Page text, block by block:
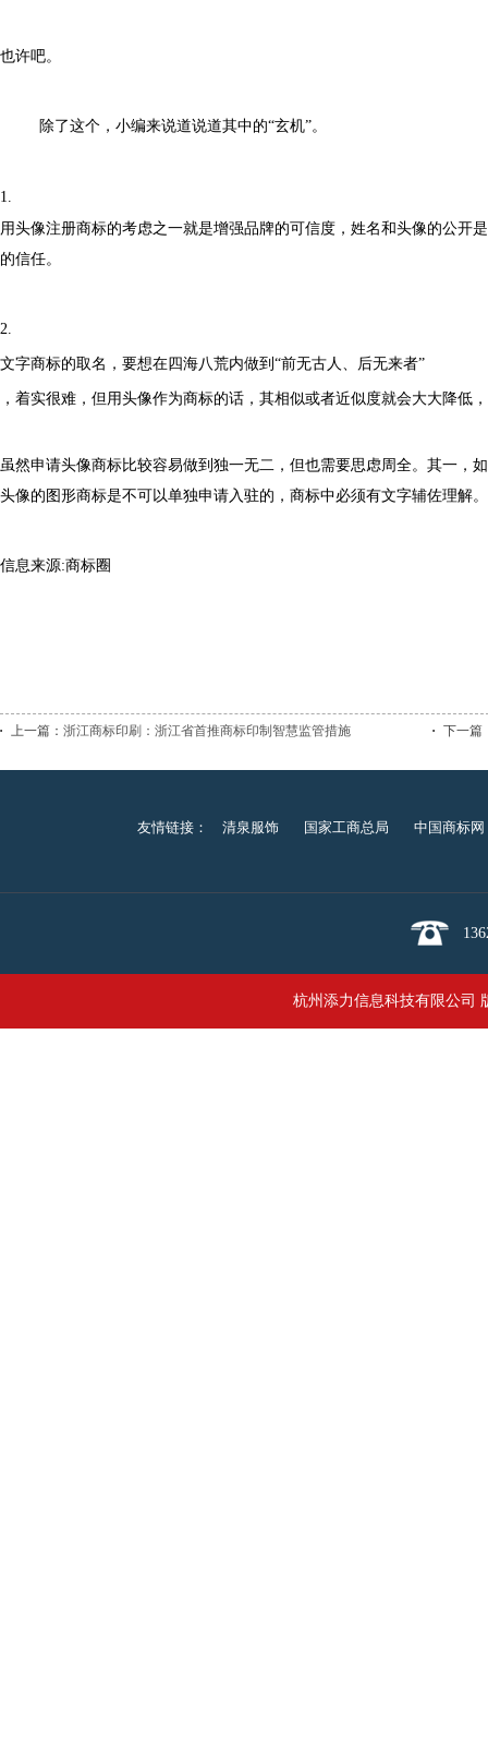
也许吧。
除了这个，小编来说道说道其中的“玄机”。
1.
用头像注册商标的考虑之一就是增强品牌的可信度，姓名和头像的公开
的信任。
2.
文字商标的取名，要想在四海八荒内做到 “前无古人、后无来者”
，着实很难，但用头像作为商标的话，其相似或者近似度就会大大降
虽然申请头像商标比较容易做到独一无二，但也需要思虑周全。其一，
头像的图形商标是不可以单独申请入驻的，商标中必须有文字辅佐理解。
信息来源:商标圈
上一篇： 浙江商标印刷：浙江省首推商标印制智慧监管措施 下一篇
友情链接： 清泉服饰 国家工商总局 中国商标网
杭州添力信息科技有限公司